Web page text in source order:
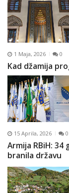
1 Maja, 2026 0
Kad džamija
15 Aprila, 2026 0
Armija RBiH:
branila državu